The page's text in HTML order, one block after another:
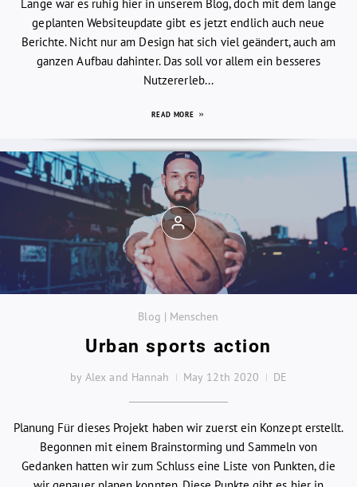
Lange war es ruhig hier in unserem Blog, doch mit dem lange
geplanten Websiteupdate gibt es jetzt endlich auch neue
Berichte. Nicht nur am Design hat sich viel geändert, auch am
ganzen Aufbau dahinter. Das soll vor allem ein besseres
Nutzererleb...
READ MORE
Blog | Menschen
Urban sports action
by Alex and Hannah May 12th 2020 DE
Planung Für dieses Projekt haben wir zuerst ein Konzept erstellt.
Begonnen mit einem Brainstorming und Sammeln von
Gedanken hatten wir zum Schluss eine Liste von Punkten, die